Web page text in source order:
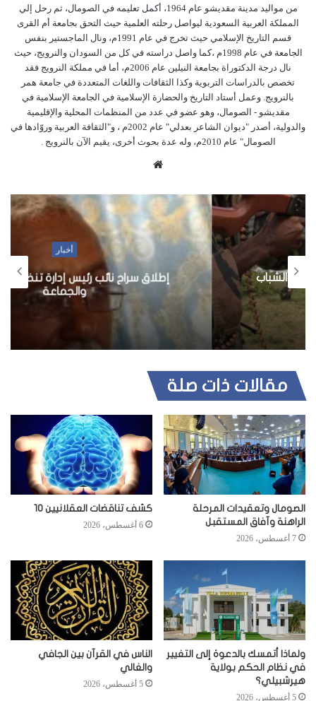
من مواليد مدينة مقديشو عام 1964، أكمل تعليمه في الصومال، ثم رحل إلي
المملكة العربية السعودية ليواصل رحلته العلمية حيث التحق بجامعة أم القرى
قسم التاريخ الإسلامي حيث تخرج في عام 1991م، ونال الماجستير بنفس
الجامعة في عام 1998م ،كما واصل دراسته في كل من السودان والنرويج، حيث
نال درجة الدكتوراة بجامعة النيلين عام 2006م، أما في مملكة النرويج فقد
تخصص بالدراسات التربوية وكذا الثقافات واللغات المتعددة في جامعة همر
بالنرويج. وعمل أستاد التاريخ والحضارة الإسلامية في الجامعة الإسلامية في
مقديشو - الصومال، وهو عضو في عدد من المنظمات المحلية والإقليمية
والدولية، أصدر "ديوان الشاعر بعدلي" عام 2002م ، و"الثقافة العربية وروّادها في
الصومال" عام 2010م، وله عدة بحوث أخرى، يقيم الآن بالنرويج .
ق
ع
ا
ي
إطلاق سراح نائب رئيس إدارة تنظيم أهل السنة
مقالات ذات صلة
الصومال وتعقيدات المرحلة
الراهنة وآفاق المستقبل
7 أغسطس، 2026
كشف تناقضات العقلانيين 10
6 أغسطس، 2026
ولماذا أتمسك بالدعوة إلى التغيير
في نظام الحكم بولاية
هيرشبيلي؟
5 أغسطس، 2026
الناس في القرآن بين الجافي
والغالي
5 أغسطس، 2026